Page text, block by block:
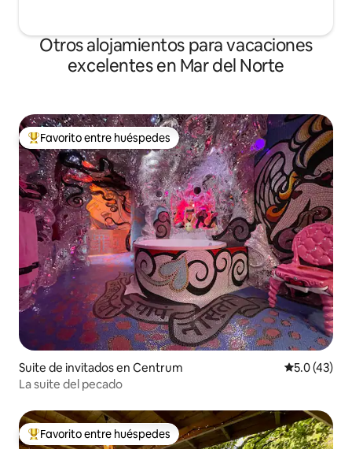
Otros alojamientos para vacaciones
excelentes en Mar del Norte
Favorito entre huéspedes preferido
Favorito entre huéspedes
Suite de invitados en Centrum Calificación
5.0 (43)
La suite del pecado
Favorito entre huéspedes preferido
Favorito entre huéspedes